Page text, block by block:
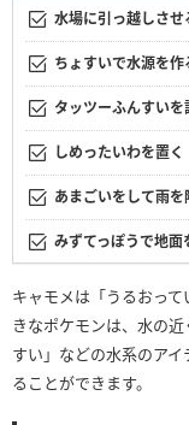
水場に引っ越しさせ
ちょすいで水源を作
タッツーふんすいを
しめったいわを置く
あまごいをして雨を
みずてっぽうで地面
キャモメは「うるおっ
きなポケモンは、水の
すい」などの水系のア
ることができます。